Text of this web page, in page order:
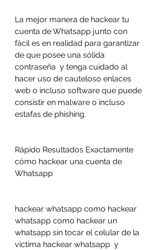
La mejor manera de hackear tu
cuenta de Whatsapp junto con
fácil es en realidad para garantizar
de que posee una sólida
contraseña  y tenga cuidado al
hacer uso de cauteloso enlaces
web o incluso software que puede
consistir en malware o incluso
estafas de phishing.
Rápido Resultados Exactamente
cómo hackear una cuenta de
Whatsapp
hackear whatsapp como hackear
whatsapp como hackear un
whatsapp sin tocar el celular de la
victima hackear whatsapp  y